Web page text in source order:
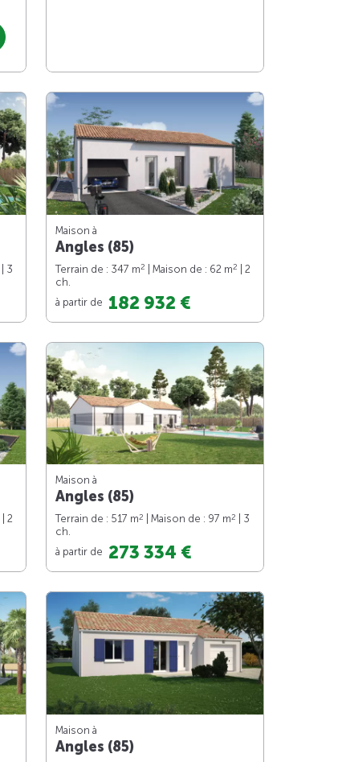
| 3
Maison à
Angles (85)
Terrain de : 347 m2 | Maison de : 62 m2
| 2
ch.
à partir de 182 932 €
| 2
Maison à
Angles (85)
Terrain de : 517 m2 | Maison de : 97 m2
| 3
ch.
à partir de 273 334 €
Maison à
Angles (85)